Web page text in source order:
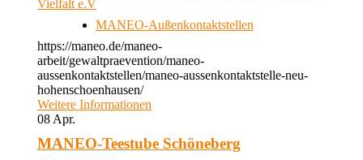
Vielfalt e.V
MANEO-Außenkontaktstellen
https://maneo.de/maneo-
arbeit/gewaltpraevention/maneo-
aussenkontaktstellen/maneo-aussenkontaktstelle-neu-
hohenschoenhausen/
Weitere Informationen
08 Apr.
MANEO-Teestube Schöneberg